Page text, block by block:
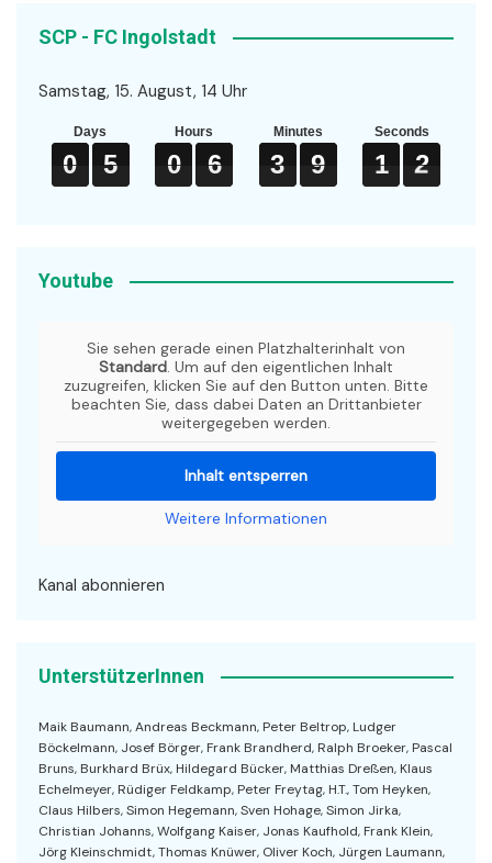
SCP - FC Ingolstadt
Samstag, 15. August, 14 Uhr
Days
0
0
0
0 5
5
5
5
Hours
0
0
0
0 6
6
6
6
Minutes
3
3
3
3 9
9
9
9
Seconds
1
1
1
1 2
2
2
2
Youtube
Sie sehen gerade einen Platzhalterinhalt von
Standard. Um auf den eigentlichen Inhalt
zuzugreifen, klicken Sie auf den Button unten. Bitte
beachten Sie, dass dabei Daten an Drittanbieter
weitergegeben werden.
Inhalt entsperren
Weitere Informationen
Kanal abonnieren
UnterstützerInnen
Maik Baumann, Andreas Beckmann, Peter Beltrop, Ludger
Böckelmann, Josef Börger, Frank Brandherd, Ralph Broeker, Pascal
Bruns, Burkhard Brüx, Hildegard Bücker, Matthias Dreßen, Klaus
Echelmeyer, Rüdiger Feldkamp, Peter Freytag, H.T., Tom Heyken,
Claus Hilbers, Simon Hegemann, Sven Hohage, Simon Jirka,
Christian Johanns, Wolfgang Kaiser, Jonas Kaufhold, Frank Klein,
Jörg Kleinschmidt, Thomas Knüwer, Oliver Koch, Jürgen Laumann,